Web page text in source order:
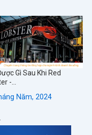
Gì Sau Khi Red
-...
Năm, 2024